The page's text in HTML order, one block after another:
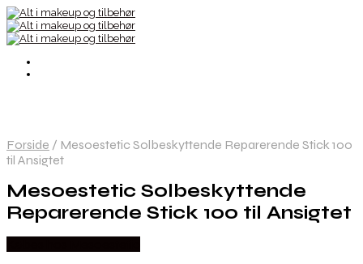
Forside / Mesoestetic Solbeskyttende Reparerende Stick 100
til Ansigtet
Mesoestetic Solbeskyttende
Reparerende Stick 100 til Ansigtet